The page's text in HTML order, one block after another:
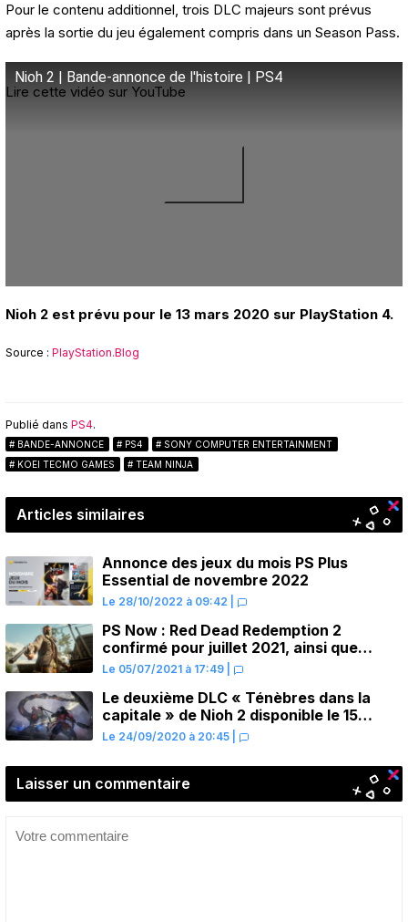
Pour le contenu additionnel, trois DLC majeurs sont prévus
après la sortie du jeu également compris dans un Season Pass.
Nioh 2 | Bande-annonce de l'histoire | PS4
Lire cette vidéo sur YouTube
Nioh 2 est prévu pour le 13 mars 2020 sur PlayStation 4.
Source : PlayStation.Blog
Publié dans PS4.
BANDE-ANNONCE PS4
SONY COMPUTER ENTERTAINMENT
KOEI TECMO GAMES
TEAM NINJA
Articles similaires
Annonce des jeux du mois PS Plus
Essential de novembre 2022
Le 28/10/2022 à 09:42
PS Now : Red Dead Redemption 2
confirmé pour juillet 2021, ainsi que
d’autres jeux PS4
Le 05/07/2021 à 17:49
Le deuxième DLC « Ténèbres dans la
capitale » de Nioh 2 disponible le 15
octobre
Le 24/09/2020 à 20:45
Laisser un commentaire